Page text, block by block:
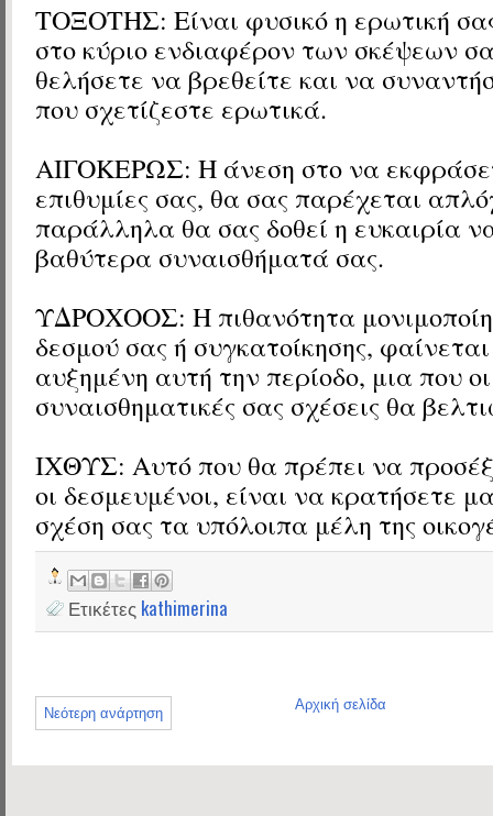
ΤΟΞΟΤΗΣ: Είναι φυσικό η ερωτική
στο κύριο ενδιαφέρον των σκέψεων
θελήσετε να βρεθείτε και να
που σχετίζεστε ερωτικά.
ΑΙΓΟΚΕΡΩΣ: Η άνεση στο να
επιθυμίες σας, θα σας παρέχεται
παράλληλα θα σας δοθεί η ευκαιρία
βαθύτερα συναισθήματά σας.
ΥΔΡΟΧΟΟΣ: Η πιθανότητα
δεσμού σας ή συγκατοίκησης,
αυξημένη αυτή την περίοδο, μια που οι
συναισθηματικές σας σχέσεις θα
ΙΧΘΥΣ: Αυτό που θα πρέπει να
οι δεσμευμένοι, είναι να κρατήσετε
σχέση σας τα υπόλοιπα μέλη της
Ετικέτες kathimerina
Νεότερη ανάρτηση
Αρχική σελίδα